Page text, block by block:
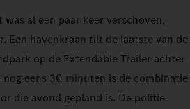
al een paar keer verschoven,
Een havenkraan tilt de laatste van de
op de Extendable Trailer achter
nog eens 30 minuten is de combinatie
die avond gepland is. De politie